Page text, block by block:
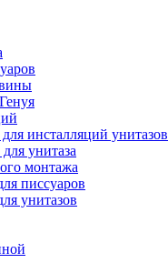
инсталляций унитазов
унитаза
монтажа
писсуаров
унитазов